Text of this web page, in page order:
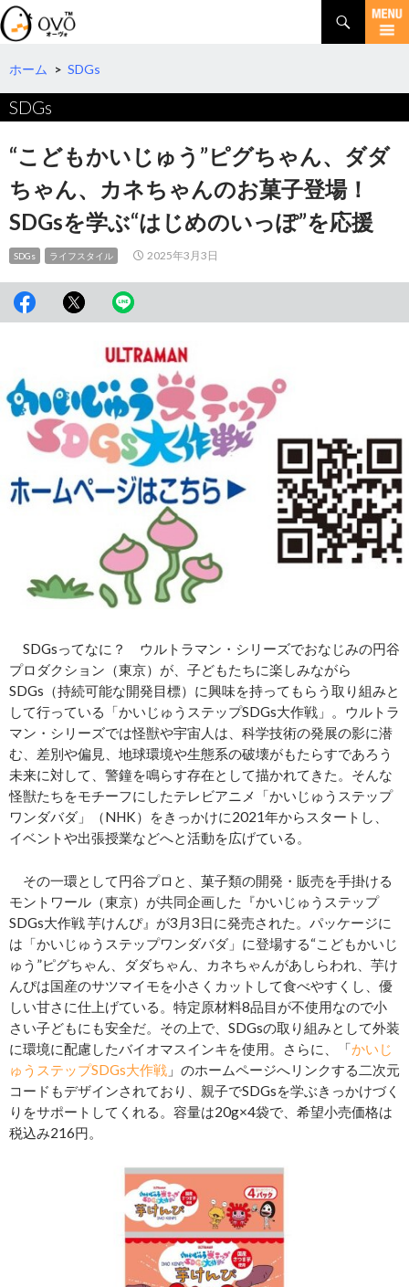
検
索
コ
テ
ツ
へ
移
ホーム > SDGs
SDGs
“こどもかいじゅう”ピグちゃん、ダダ
ちゃん、カネちゃんのお菓子登場！
SDGsを学ぶ“はじめのいっぽ”を応援
SDGs ライフスタイル 2025年3月3日
SDGsってなに？ ウルトラマン・シリーズでおなじみの円谷
プロダクション（東京）が、子どもたちに楽しみながら
SDGs（持続可能な開発目標）に興味を持ってもらう取り組みと
して行っている「かいじゅうステップSDGs大作戦」。ウルトラ
マン・シリーズでは怪獣や宇宙人は、科学技術の発展の影に潜
む、差別や偏見、地球環境や生態系の破壊がもたらすであろう
未来に対して、警鐘を鳴らす存在として描かれてきた。そんな
怪獣たちをモチーフにしたテレビアニメ「かいじゅうステップ
ワンダバダ」（NHK）をきっかけに2021年からスタートし、
イベントや出張授業などへと活動を広げている。
その一環として円谷プロと、菓子類の開発・販売を手掛ける
モントワール（東京）が共同企画した『かいじゅうステップ
SDGs大作戦 芋けんぴ』が3月3日に発売された。パッケージに
は「かいじゅうステップワンダバダ」に登場する“こどもかいじ
ゅう”ピグちゃん、ダダちゃん、カネちゃんがあしらわれ、芋け
んぴは国産のサツマイモを小さくカットして食べやすくし、優
しい甘さに仕上げている。特定原材料8品目が不使用なので小
さい子どもにも安全だ。その上で、SDGsの取り組みとして外装
に環境に配慮したバイオマスインキを使用。さらに、「かいじ
ゅうステップSDGs大作戦 」のホームページへリンクする二次元
コードもデザインされており、親子でSDGsを学ぶきっかけづく
りをサポートしてくれる。容量は20g×4袋で、希望小売価格は
税込み216円。